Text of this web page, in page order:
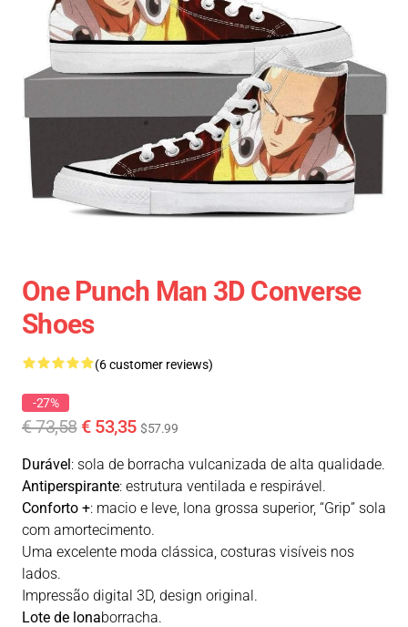
One Punch Man 3D Converse
Shoes
(6 customer reviews)
-27%
€ 73,58 € 53,35 $57.99
Durável: sola de borracha vulcanizada de alta qualidade.
Antiperspirante: estrutura ventilada e respirável.
Conforto +: macio e leve, lona grossa superior, “Grip” sola
com amortecimento.
Uma excelente moda clássica, costuras visíveis nos
lados.
Impressão digital 3D, design original.
Lote de lonaborracha.